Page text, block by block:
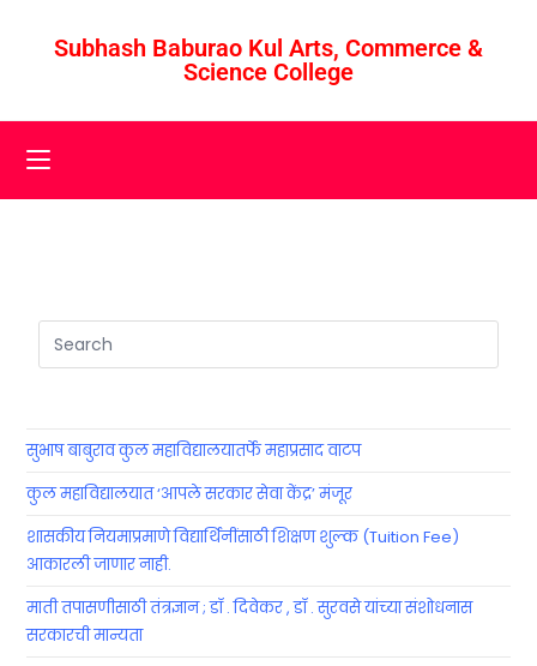
Subhash Baburao Kul Arts, Commerce &
Science College
सुभाष बाबुराव कुल महाविद्यालयातर्फे महाप्रसाद वाटप
कुल महाविद्यालयात ‘आपले सरकार सेवा केंद्र’ मंजूर
शासकीय नियमाप्रमाणे विद्यार्थिनींसाठी शिक्षण शुल्क (Tuition Fee)
आकारली जाणार नाही.
माती तपासणीसाठी तंत्रज्ञान ; डॉ . दिवेकर , डॉ . सुरवसे यांच्या संशोधनास
सरकारची मान्यता